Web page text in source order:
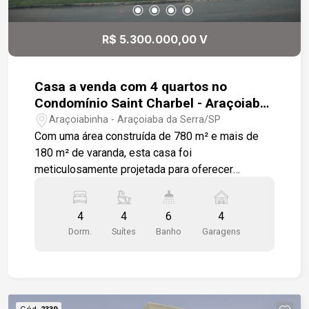
tranquilidade com portaria 24 horas. Gostaria de
saber mais informações ou agendar uma visita?
R$ 5.300.000,00 V
Casa a venda com 4 quartos no
Condomínio Saint Charbel - Araçoiaba
da Serra SP
Araçoiabinha - Araçoiaba da Serra/SP
Com uma área construída de 780 m² e mais de
180 m² de varanda, esta casa foi
meticulosamente projetada para oferecer
para moradia, agora está disponível para venda
devido ao desejo dos proprietários de um
espaço menor. A casa é completa e oferece
armários, mesas, jardinagem, deck, cadeiras de
4
Dorm.
4
Suítes
6
Banho
4
Garagens